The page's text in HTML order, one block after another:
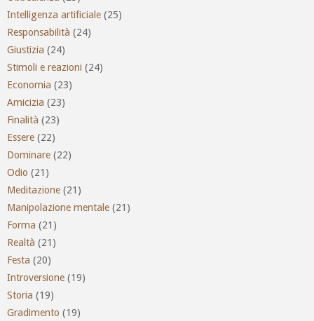
Intelligenza artificiale (25)
Responsabilità (24)
Giustizia (24)
Stimoli e reazioni (24)
Economia (23)
Amicizia (23)
Finalità (23)
Essere (22)
Dominare (22)
Odio (21)
Meditazione (21)
Manipolazione mentale (21)
Forma (21)
Realtà (21)
Festa (20)
Introversione (19)
Storia (19)
Gradimento (19)